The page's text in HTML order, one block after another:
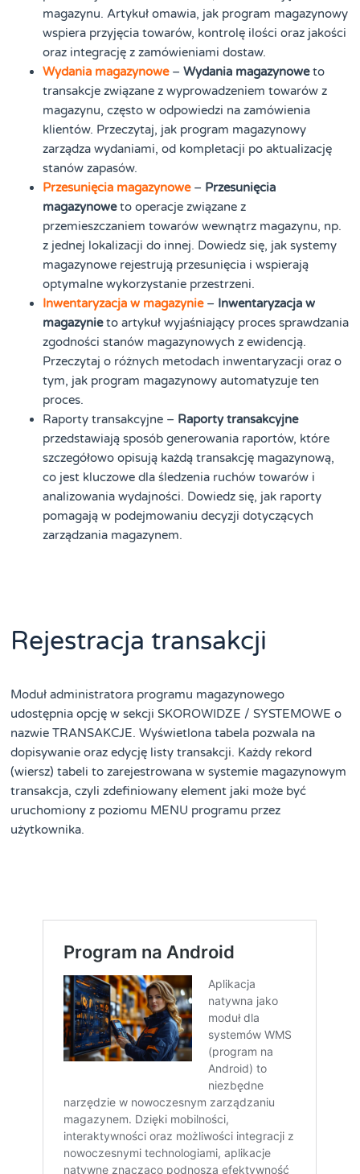
magazynu. Artykuł omawia, jak program magazynowy
wspiera przyjęcia towarów, kontrolę ilości oraz jakości
oraz integrację z zamówieniami dostaw.
Wydania magazynowe–Wydania magazynoweto
transakcje związane z wyprowadzeniem towarów z
magazynu, często w odpowiedzi na zamówienia
klientów. Przeczytaj, jak program magazynowy
zarządza wydaniami, od kompletacji po aktualizację
stanów zapasów.
Przesunięcia magazynowe– Przesunięcia
magazynoweto operacje związane z
przemieszczaniem towarów wewnątrz magazynu, np.
z jednej lokalizacji do innej. Dowiedz się, jak systemy
magazynowe rejestrują przesunięcia i wspierają
optymalne wykorzystanie przestrzeni.
Inwentaryzacja w magazynie– Inwentaryzacja w
magazynieto artykuł wyjaśniający proces sprawdzania
zgodności stanów magazynowych z ewidencją.
Przeczytaj o różnych metodach inwentaryzacji oraz o
tym, jak program magazynowy automatyzuje ten
proces.
Raporty transakcyjne – Raporty transakcyjne
przedstawiają sposób generowania raportów, które
szczegółowo opisują każdą transakcję magazynową,
co jest kluczowe dla śledzenia ruchów towarów i
analizowania wydajności. Dowiedz się, jak raporty
pomagają w podejmowaniu decyzji dotyczących
zarządzania magazynem.
Rejestracja transakcji
Moduł administratora programu magazynowego
udostępnia opcję w sekcji SKOROWIDZE / SYSTEMOWE o
nazwie TRANSAKCJE. Wyświetlona tabela pozwala na
dopisywanie oraz edycję listy transakcji. Każdy rekord
(wiersz) tabeli to zarejestrowana w systemie magazynowym
transakcja, czyli zdefiniowany element jaki może być
uruchomiony z poziomu MENU programu przez
użytkownika.